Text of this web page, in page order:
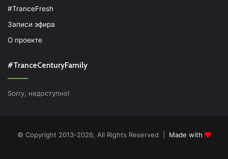
#TranceFresh
Записи эфира
О проекте
#TranceCenturyFamily
Sorry, недоступно!
© Copyright 2013-2026, All Rights Reserved | Made with